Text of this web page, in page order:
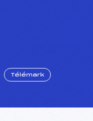
Télémark